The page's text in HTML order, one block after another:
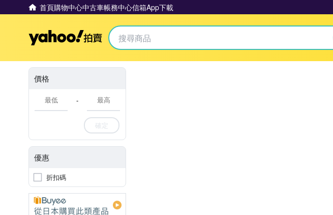
首頁購物中心中古車帳務中心信箱App下載
Yahoo拍賣
價格
-
確定
優惠
折扣碼